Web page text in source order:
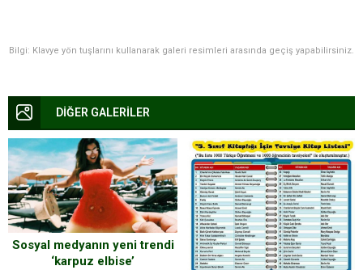
Bilgi: Klavye yön tuşlarını kullanarak galeri resimleri arasında geçiş yapabilirsiniz.
DİĞER GALERİLER
Sosyal medyanın yeni trendi
‘karpuz elbise’